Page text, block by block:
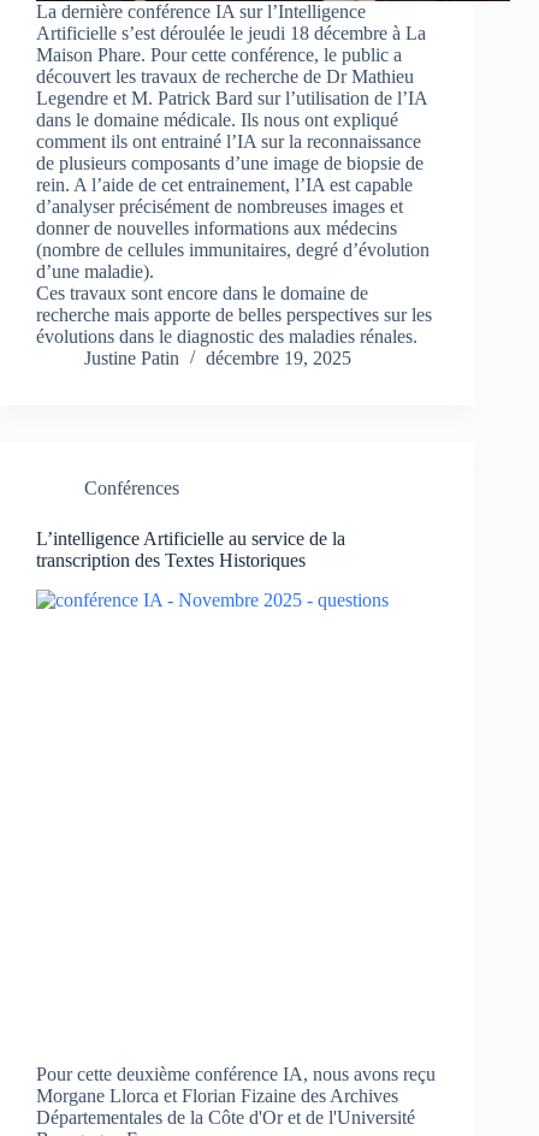
La dernière conférence IA sur l’Intelligence
Artificielle s’est déroulée le jeudi 18 décembre à La
Maison Phare. Pour cette conférence, le public a
découvert les travaux de recherche de Dr Mathieu
Legendre et M. Patrick Bard sur l’utilisation de l’IA
dans le domaine médicale. Ils nous ont expliqué
comment ils ont entrainé l’IA sur la reconnaissance
de plusieurs composants d’une image de biopsie de
rein. A l’aide de cet entrainement, l’IA est capable
d’analyser précisément de nombreuses images et
donner de nouvelles informations aux médecins
(nombre de cellules immunitaires, degré d’évolution
d’une maladie).
Ces travaux sont encore dans le domaine de
recherche mais apporte de belles perspectives sur les
évolutions dans le diagnostic des maladies rénales.
Justine Patin
décembre 19, 2025
Conférences
L’intelligence Artificielle au service de la
transcription des Textes Historiques
Pour cette deuxième conférence IA, nous avons reçu
Morgane Llorca et Florian Fizaine des Archives
Départementales de la Côte d'Or et de l'Université